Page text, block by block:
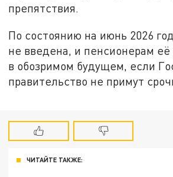
препятствия.
По состоянию на июнь 2026
не введена, и пенсионерам
в обозримом будущем, если
правительство не примут
ЧИТАЙТЕ ТАКЖЕ: